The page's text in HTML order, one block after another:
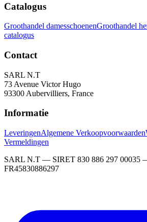
Catalogus
Groothandel damesschoenenGroothandel
catalogus
Contact
SARL N.T
73 Avenue Victor Hugo
93300 Aubervilliers, France
Informatie
LeveringenAlgemene Verkoopvoorwaarden
Vermeldingen
SARL N.T — SIRET 830 886 297 00035
FR45830886297